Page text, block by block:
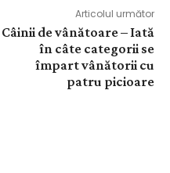
Articolul următor
Câinii de vânătoare – Iată
în câte categorii se
împart vânătorii cu
patru picioare